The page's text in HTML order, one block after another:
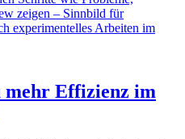
Effizienz im